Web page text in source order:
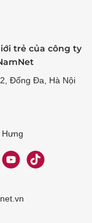
trẻ của công ty
Đống Đa, Hà Nội